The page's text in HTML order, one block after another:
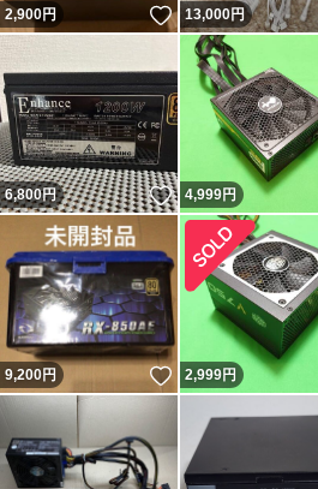
2,900円 いいね！
13,000円
6,800円 いいね！
4,999円
9,200円 いいね！
2,999円